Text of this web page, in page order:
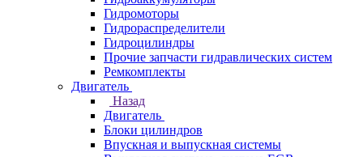
Гидромоторы
Гидрораспределители
Гидроцилиндры
Прочие запчасти гидравлических систем
Ремкомплекты
Двигатель
Назад
Двигатель
Блоки цилиндров
Впускная и выпускная системы